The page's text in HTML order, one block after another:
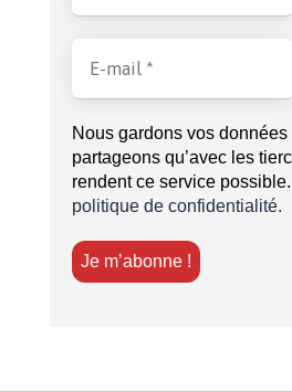
Nous gardons vos
partageons qu’avec les
rendent ce service possible.
politique de confidentialité.